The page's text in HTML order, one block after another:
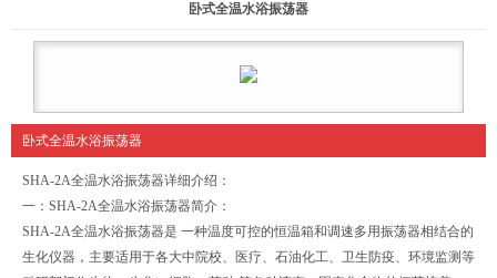
卧式全温水浴振荡器
卧式全温水浴振荡器
SHA-2A全温水浴振荡器详细介绍：
一：SHA-2A全温水浴振荡器简介：
SHA-2A全温水浴振荡器是 一种温度可控的恒温箱和调速多用振荡器相结合的
生化仪器，主要适用于各大中院校、医疗、石油化工、卫生防疫、环境监测等